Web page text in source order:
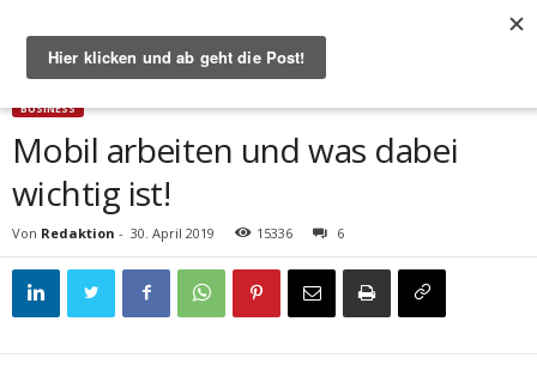
Start Business Mobil arbeiten und was dabei wichtig ist!
BUSINESS
Mobil arbeiten und was dabei
wichtig ist!
Von Redaktion - 30. April 2019 15336 6